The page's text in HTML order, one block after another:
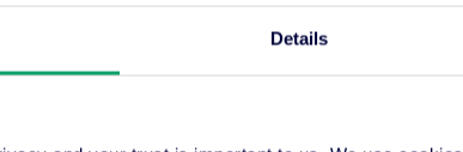
Details
sind vielfältig, darunter: